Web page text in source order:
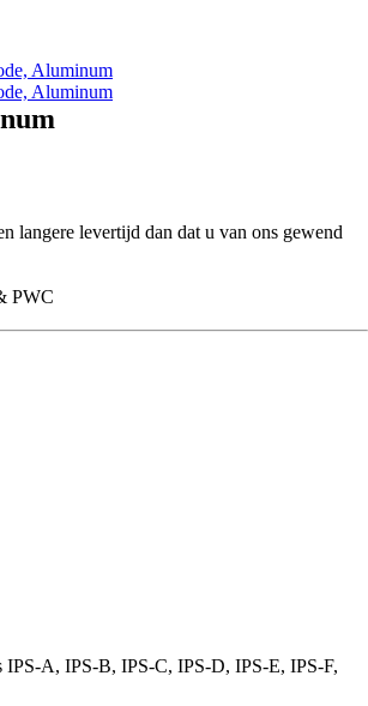
langere levertijd dan dat u van ons gewend
PWC
IPS-A, IPS-B, IPS-C, IPS-D, IPS-E, IPS-F,